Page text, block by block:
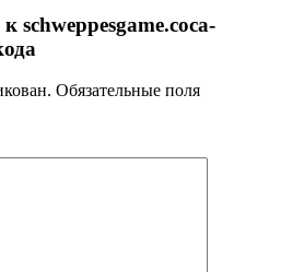
к schweppesgame.coca-
Обязательные поля